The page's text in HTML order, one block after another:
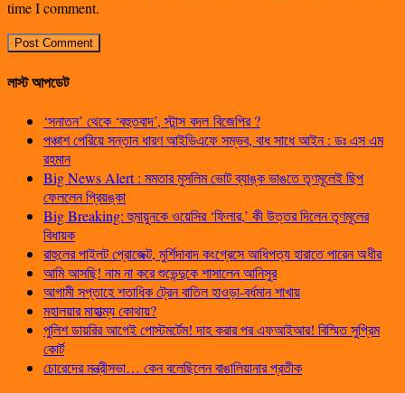
time I comment.
লাস্ট আপডেট
‘সনাতন’ থেকে ‘বহুতবাদ’, স্টান্স বদল বিজেপির ?
পঞ্চাশ পেরিয়ে সন্তান ধারণ আইভিএফে সম্ভব, বাধ সাধে আইন : ডঃ এস এম
রহমান
Big News Alert : মমতার মুসলিম ভোট ব্যাঙ্ক ভাঙতে তৃণমূলেই ছিপ
ফেললেন প্রিয়ঙ্কা
Big Breaking: হুমায়ুনকে ওয়েসির ‘ফিলার,’ কী উত্তর দিলেন তৃণমূলের
বিধায়ক
রাহুলের পাইলট প্রোজেক্ট, মুর্শিদাবাদ কংগ্রেসে আধিপত্য হারাতে পারেন অধীর
আমি আসছি! নাম না করে শুভেন্দুকে শাসালেন আনিসুর
আগামী সপ্তাহে শতাধিক ট্রেন বাতিল হাওড়া-বর্ধমান শাখায়
মহালয়ার মাহাত্ম্য কোথায়?
পুলিশ ডায়রির আগেই পোস্টমর্টেম! দাহ করার পর এফআইআর! বিস্মিত সুপ্রিম
কোর্ট
চোরেদের মন্ত্রীসভা… কেন বলেছিলেন বাঙালিয়ানার প্রতীক